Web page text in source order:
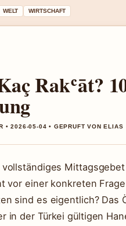
WELT WIRTSCHAFT
Rakʿāt?
• 2026-05-04 • GEPRUFT VON ELIAS
Mittagsgebet
vor einer konkreten
sind es eigentlich? Das
in der Türkei gültigen